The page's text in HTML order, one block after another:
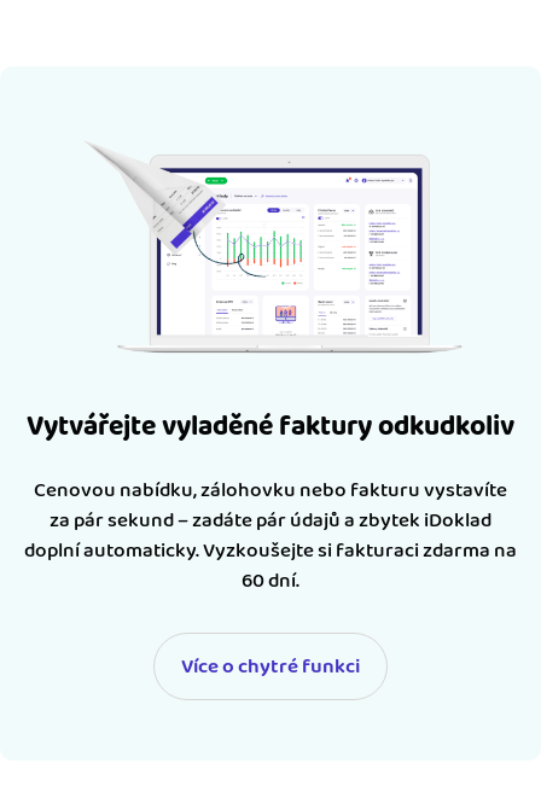
Vytvářejte vyladěné faktury odkudkoliv
Cenovou nabídku, zálohovku nebo fakturu vystavíte
za pár sekund – zadáte pár údajů a zbytek iDoklad
doplní automaticky. Vyzkoušejte si fakturaci zdarma na
60 dní.
Více o chytré funkci